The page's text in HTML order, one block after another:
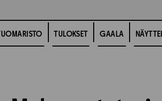
TUOMARISTO TULOKSET GAALA